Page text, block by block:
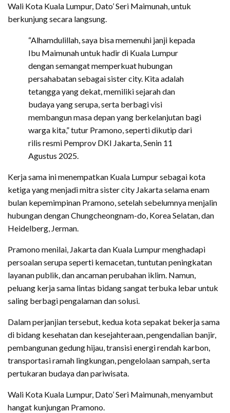
Wali Kota Kuala Lumpur, Dato’ Seri Maimunah, untuk
berkunjung secara langsung.
“Alhamdulillah, saya bisa memenuhi janji kepada
Ibu Maimunah untuk hadir di Kuala Lumpur
dengan semangat memperkuat hubungan
persahabatan sebagai sister city. Kita adalah
tetangga yang dekat, memiliki sejarah dan
budaya yang serupa, serta berbagi visi
membangun masa depan yang berkelanjutan bagi
warga kita,” tutur Pramono, seperti dikutip dari
rilis resmi Pemprov DKI Jakarta, Senin 11
Agustus 2025.
Kerja sama ini menempatkan Kuala Lumpur sebagai kota
ketiga yang menjadi mitra sister city Jakarta selama enam
bulan kepemimpinan Pramono, setelah sebelumnya menjalin
hubungan dengan Chungcheongnam-do, Korea Selatan, dan
Heidelberg, Jerman.
Pramono menilai, Jakarta dan Kuala Lumpur menghadapi
persoalan serupa seperti kemacetan, tuntutan peningkatan
layanan publik, dan ancaman perubahan iklim. Namun,
peluang kerja sama lintas bidang sangat terbuka lebar untuk
saling berbagi pengalaman dan solusi.
Dalam perjanjian tersebut, kedua kota sepakat bekerja sama
di bidang kesehatan dan kesejahteraan, pengendalian banjir,
pembangunan gedung hijau, transisi energi rendah karbon,
transportasi ramah lingkungan, pengelolaan sampah, serta
pertukaran budaya dan pariwisata.
Wali Kota Kuala Lumpur, Dato’ Seri Maimunah, menyambut
hangat kunjungan Pramono.